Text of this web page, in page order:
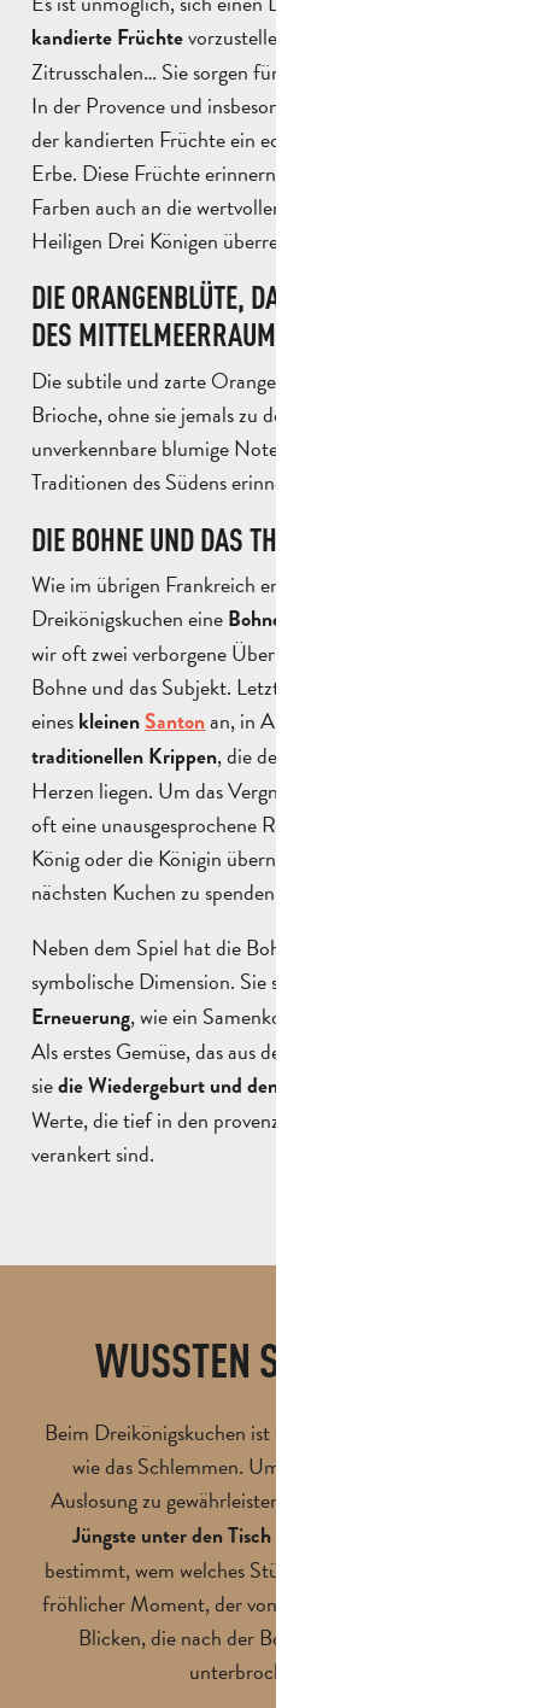
kandierte Früchtevorzustellen. Melonen, Kirschen,
Zitrusschalen… Sie sorgen für Farbe, Textur und Süße.
In der Provence und insbesondere in Apt ist diese Kunst
der kandierten Früchte ein echtes gastronomisches
Erbe. Diese Früchte erinnern mit ihren leuchtenden
Farben auch an die wertvollen Geschenke, die von den
Heiligen Drei Königen überreicht wurden.
DIE ORANGENBLÜTE, DAS MARKENZEICHEN
DES MITTELMEERRAUMS
Die subtile und zarte Orangenblüte parfümiert die
Brioche, ohne sie jemals zu dominieren. Sie bringt diese
unverkennbare blumige Note mit sich, die sofort an die
Traditionen des Südens erinnert.
DIE BOHNE UND DAS THEMA
Wie im übrigen Frankreich enthält der
Dreikönigskuchen eine Bohne
wir oft zwei verborgene Überraschungen: die natürliche
Bohne und das Subjekt. Letzteres nimmt oft die Form
eines kleinenSantonan, in Anlehnung an die
traditionellen Krippen, die der Region so sehr am
Herzen liegen. Um das Vergnügen zu verlängern, kommt
oft eine unausgesprochene Regel an den Tisch: Der
König oder die Königin übernimmt die Aufgabe, den
nächsten Kuchen zu spenden.
Neben dem Spiel hat die Bohne auch eine starke
symbolische Dimension. Sie steht
Erneuerung, wie ein Samenkorn, das im Frühling keimt.
Als erstes Gemüse, das aus der Erde kommt, verkörpert
siedie Wiedergeburt und den Kreislauf des Lebens
Werte, die tief in den provenzalischen Traditionen
verankert sind.
WUSSTEN SIE SCHON?
Beim Dreikönigskuchen ist das Teilen genauso wichtig
wie das Schlemmen. Um eine wirklich gerechte
Auslosung zu gewährleisten, ist es Tradition, dass
Jüngste unter den Tisch schlüpft
bestimmt, wem welches Stück zusteht. Dies ist oft ein
fröhlicher Moment, der von Lachen und ungeduldigen
Blicken, die nach der Bohne Ausschau halten,
unterbrochen wird.